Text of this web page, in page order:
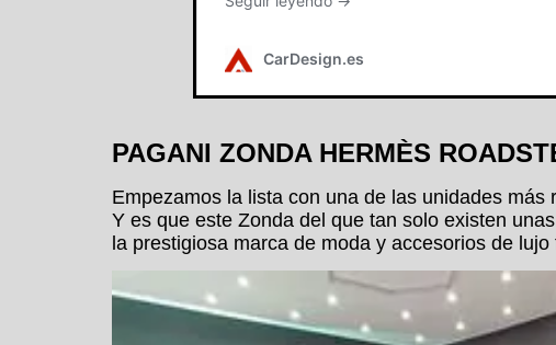
PAGANI ZONDA HERMÈS
Empezamos la lista con una de las unidades
Y es que este Zonda del que tan solo existen
la prestigiosa marca de moda y accesorios de lujo